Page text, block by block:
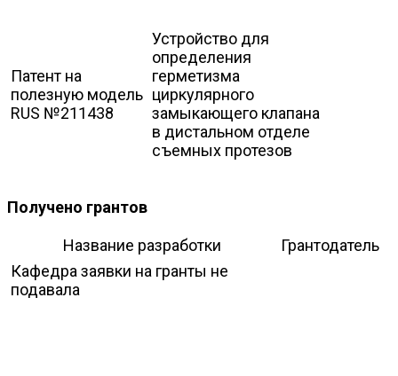
Патент на
полезную модель
RUS №211438
Устройство для
определения
герметизма
циркулярного
замыкающего клапана
в дистальном отделе
съемных протезов
Получено грантов
Название разработки
Грантодатель
Кафедра заявки на гранты не
подавала